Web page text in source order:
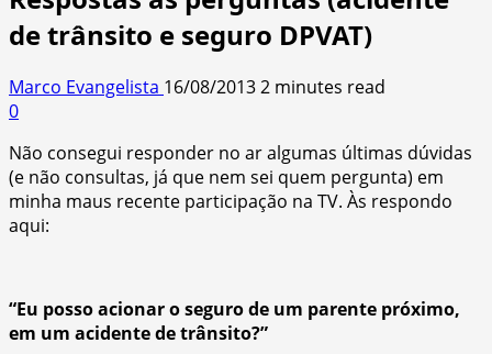
de trânsito e seguro DPVAT)
Marco Evangelista 16/08/20132 minutes read
0
Não consegui responder no ar algumas últimas dúvidas
(e não consultas, já que nem sei quem pergunta) em
minha maus recente participação na TV. Às respondo
aqui:
“Eu posso acionar o seguro de um parente próximo,
em um acidente de trânsito?”